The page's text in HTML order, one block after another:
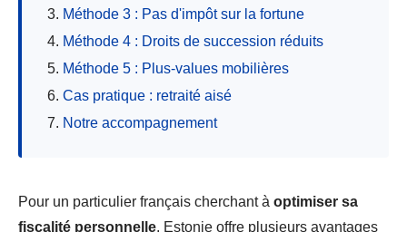
Méthode 3 : Pas d'impôt sur la fortune
Méthode 4 : Droits de succession réduits
Méthode 5 : Plus-values mobilières
Cas pratique : retraité aisé
Notre accompagnement
Pour un particulier français cherchant à optimiser sa
fiscalité personnelle, Estonie offre plusieurs avantages